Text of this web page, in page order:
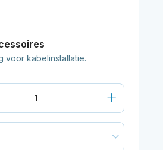
voor kabelinstallatie.